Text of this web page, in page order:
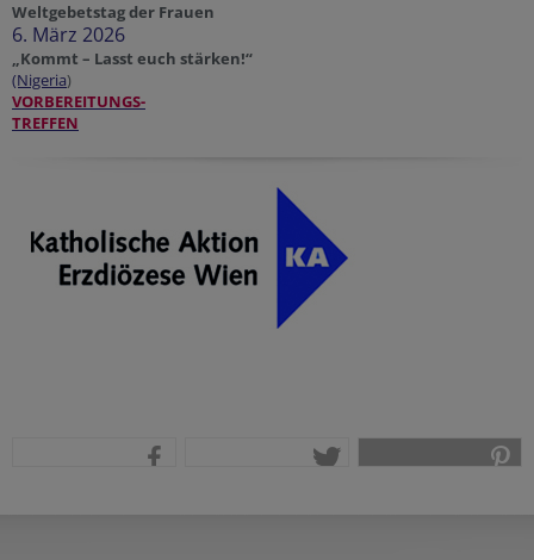
Weltgebetstag der Frauen
6. März 2026
„Kommt – Lasst euch stärken!“
(Nigeria)
VORBEREITUNGS-
TREFFEN